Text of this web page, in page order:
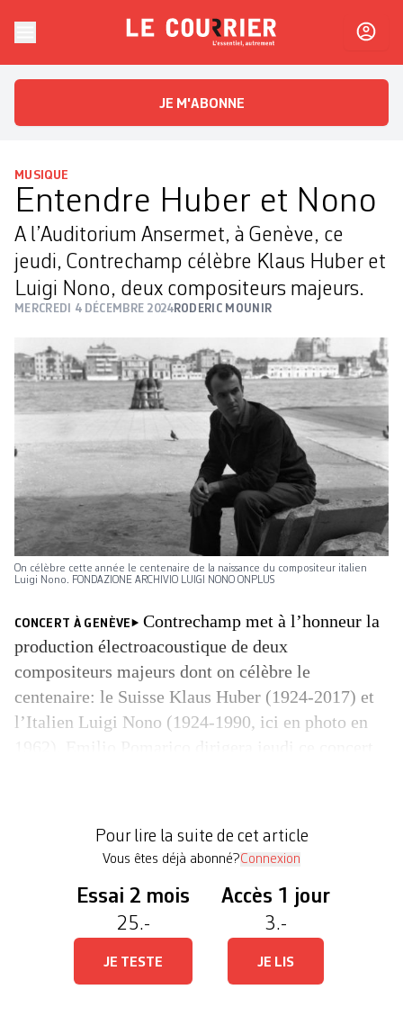
Le CourrierL'essentiel, autrement
JE M'ABONNE
MUSIQUE
Entendre Huber et Nono
A l’Auditorium Ansermet, à Genève, ce
jeudi, Contrechamp célèbre Klaus Huber et
Luigi Nono, deux compositeurs majeurs.
MERCREDI 4 DÉCEMBRE 2024RODERIC MOUNIR
On célèbre cette année le centenaire de la naissance du compositeur italien
Luigi Nono. FONDAZIONE ARCHIVIO LUIGI NONO ONPLUS
CONCERT À GENÈVE
Contrechamp met à l’honneur la
production électroacoustique de deux
compositeurs majeurs dont on célèbre le
centenaire: le Suisse Klaus Huber (1924-2017) et
l’Italien Luigi Nono (1924-1990, ici en photo en
Brisgau, […]
Pour lire la suite de cet article
Vous êtes déjà abonné?Connexion
Essai 2 mois
25.-
JE TESTE
Accès 1 jour
3.-
JE LIS